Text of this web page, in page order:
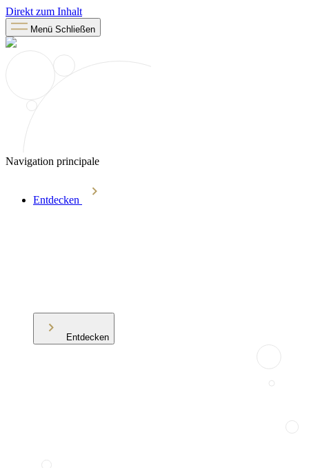
Direkt zum Inhalt
Menü Schließen
Navigation principale
Entdecken
Entdecken